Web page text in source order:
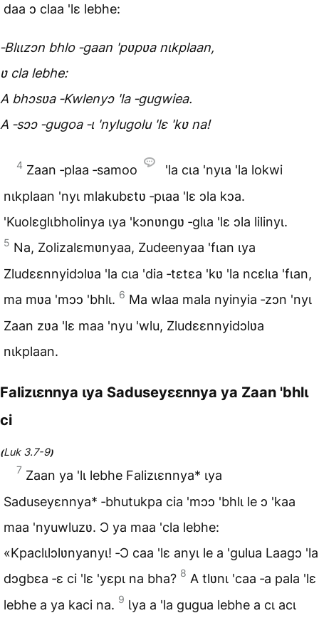
daa ɔ claa 'lɛ lebhe:
‑Blɩɩzɔn bhlo ‑gaan 'pʋpʋa nɩkplaan,
ʋ cla lebhe:
A bhɔsʋa ‑Kwlenyɔ 'la ‑gugwiea.
A ‑sɔɔ ‑gugoa ‑ɩ 'nylugolu 'lɛ 'kʋ na!
4 Zaan ‑plaa ‑samoo
'la cɩa 'nyɩa 'la lokwi
nɩkplaan 'nyɩ mlakubɛtʋ ‑pɩaa 'lɛ ɔla kɔa.
'Kuolɛglɩbholinya ɩya 'kɔnʋngʋ ‑glɩa 'lɛ ɔla lilinyɩ.
5 Na, Zolizalɛmʋnyaa, Zudeenyaa 'fɩan ɩya
Zludɛɛnnyidɔlʋa 'la cɩa 'dia ‑tɛtɛa 'kʋ 'la ncɛlɩa 'fɩan,
ma mʋa 'mɔɔ 'bhlɩ. 6 Ma wlaa mala nyinyia ‑zɔn 'nyɩ
Zaan zʋa 'lɛ maa 'nyu 'wlu, Zludɛɛnnyidɔlʋa
nɩkplaan.
Falizɩɛnnya ɩya Saduseyɛɛnnya ya Zaan 'bhlɩ
ci
(Luk 3.7-9)
7 Zaan ya 'lɩ lebhe Falizɩɛnnya* ɩya
Saduseyɛnnya* ‑bhutukpa cia 'mɔɔ 'bhlɩ le ɔ 'kaa
maa 'nyuwluzʋ. Ɔ ya maa 'cla lebhe:
«Kpaclɩlɔlʋnyanyɩ! ‑Ɔ caa 'lɛ anyɩ le a 'gulua Laagɔ 'la
dɔgbɛa ‑ɛ ci 'lɛ 'yɛpɩ na bha? 8 A tlʋnɩ 'caa ‑a pala 'lɛ
lebhe a ya kaci na. 9 Ɩya a 'la gugua lebhe a cɩ acɩ